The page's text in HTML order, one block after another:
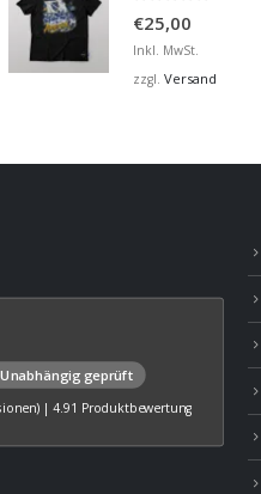
€25,00
Inkl. MwSt.
zzgl. Versand
Unabhängig geprüft
| 4.91 Produktbewertung